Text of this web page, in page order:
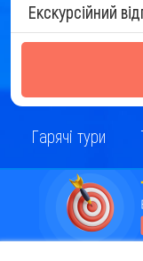
Екскурсійний
Гарячі тури